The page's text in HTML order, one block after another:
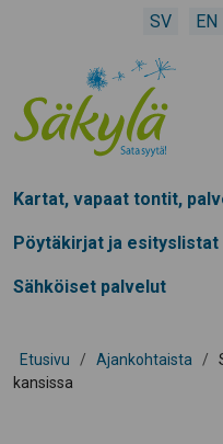
SV EN
Kartat, vapaat tontit,
Pöytäkirjat ja esityslistat
Sähköiset palvelut
Etusivu / Ajankohtaista /
kansissa